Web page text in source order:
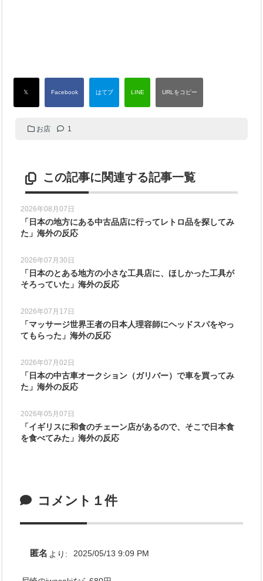
お店 1
この記事に関連する記事一覧
2026年08月07日
「日本の地方にある中古品店に行ってレトロ品を探してみ
た」海外の反応
2026年07月30日
「日本のとある地方の小さな工具店に、ほしかった工具が
そろっていた」海外の反応
2026年07月17日
「マッサージ世界王者の日本人理容師にヘッドスパをやっ
てもらった」海外の反応
2026年07月02日
「日本の中古車オークション（ガリバー）で車を買ってみ
た」海外の反応
2026年05月07日
「イギリスに和食のチェーン店があるので、そこで日本食
を食べてみた」海外の反応
コメント１件
匿名 より: 2025/05/13 9:09 PM